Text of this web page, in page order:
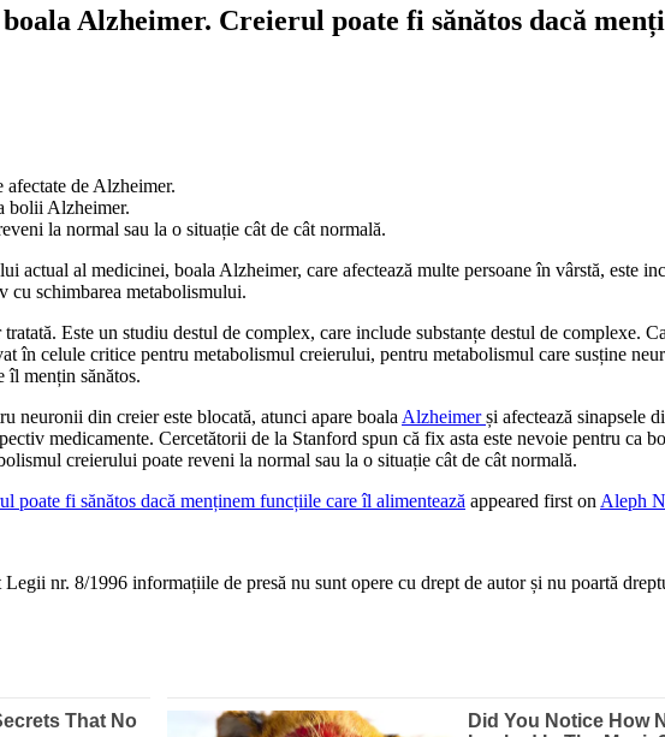
Alzheimer. Creierul poate fi sănătos dacă
de Alzheimer.
bolii Alzheimer.
la normal sau la o situație cât de cât normală.
al medicinei, boala Alzheimer, care afectează multe persoane în vârstă, este
cu schimbarea metabolismului.
Este un studiu destul de complex, care include substanțe destul de complexe.
în celule critice pentru metabolismul creierului, pentru metabolismul care susține
îl mențin sănătos.
neuronii din creier este blocată, atunci apare boala Alzheimerși afectează sinapsele
medicamente. Cercetătorii de la Stanford spun că fix asta este nevoie pentru ca
creierului poate reveni la normal sau la o situație cât de cât normală.
fi sănătos dacă menținem funcțiile care îl alimentează appeared first on Aleph
nr. 8/1996 informațiile de presă nu sunt opere cu drept de autor și nu poartă